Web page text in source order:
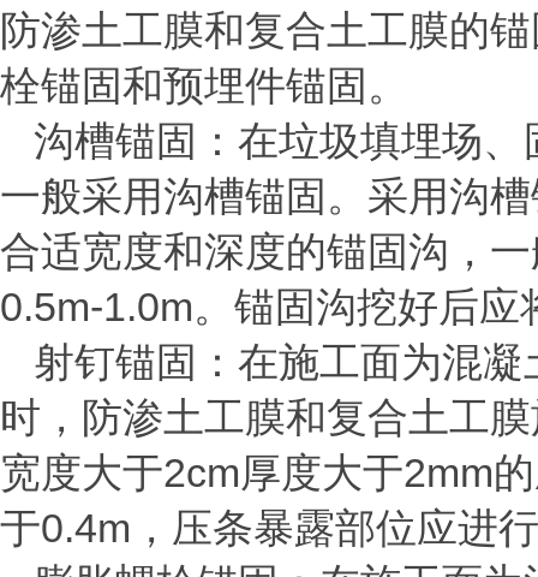
防渗土工膜和复合土工膜的
栓锚固和预埋件锚固。
沟槽锚固：在垃圾填埋场
一般采用沟槽锚固。采用沟
合适宽度和深度的锚固沟，
0.5m-1.0m。锚固沟挖好后
射钉锚固：在施工面为混
时，防渗土工膜和复合土工
宽度大于2cm厚度大于2mm
于0.4m ，压条暴露部位应进